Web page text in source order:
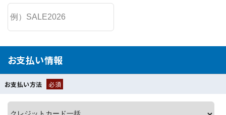
お支払い情報
お支払い方法 必須